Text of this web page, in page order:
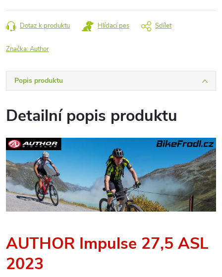
cena:
Dotaz k produktu Hlídací pes Sdílet
Značka:Author
Popis produktu
Detailní popis produktu
AUTHOR Impulse 27,5 ASL
2023